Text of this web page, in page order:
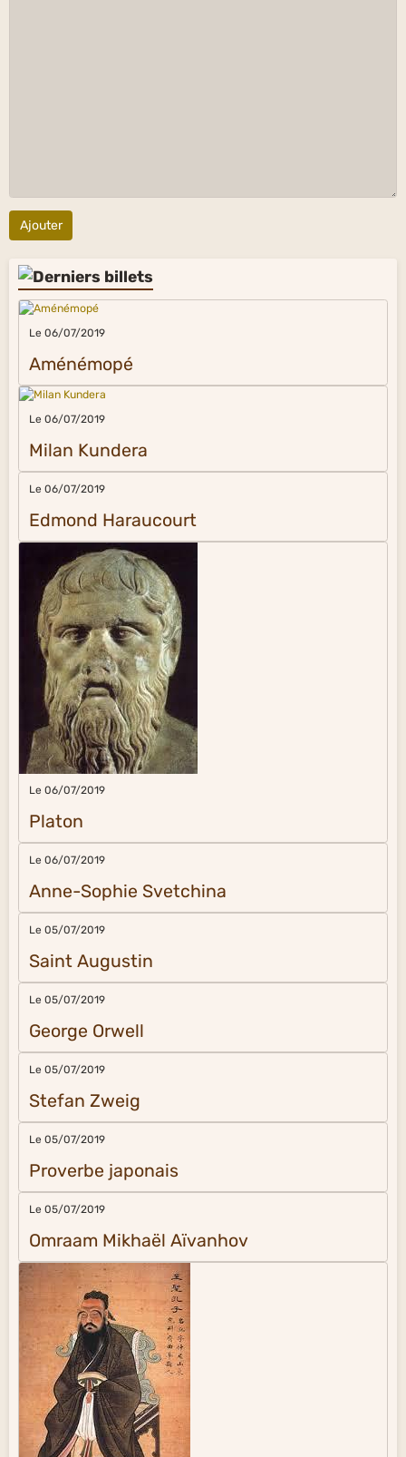
Ajouter
Le 06/07/2019
Aménémopé
Le 06/07/2019
Milan Kundera
Le 06/07/2019
Edmond Haraucourt
Le 06/07/2019
Platon
Le 06/07/2019
Anne-Sophie Svetchina
Le 05/07/2019
Saint Augustin
Le 05/07/2019
George Orwell
Le 05/07/2019
Stefan Zweig
Le 05/07/2019
Proverbe japonais
Le 05/07/2019
Omraam Mikhaël Aïvanhov